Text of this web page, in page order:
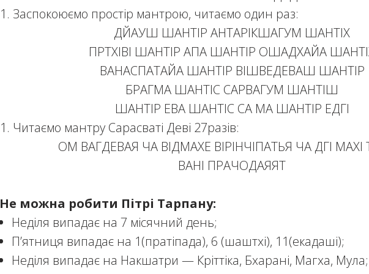
Заспокоюємо простір мантрою, читаємо один раз:
ДЙАУШ ШАНТІР АНТАРІКШАГУМ ШАНТІХ
ПРТХІВІ ШАНТІР АПА ШАНТІР ОШАДХАЙА
ВАНАСПАТАЙА ШАНТІР ВІШВЕДЕВАШ ШАНТІР
БРАГМА ШАНТІС САРВАГУМ ШАНТІШ
ШАНТІР ЕВА ШАНТІС СА МА ШАНТІР ЕДГІ
Читаємо мантру Сарасваті Деві 27разів:
ОМ ВАГДЕВАЯ ЧА ВІДМАХЕ ВІРІНЧІПАТЬЯ ЧА ДГІ
ВАНІ ПРАЧОДАЯЯТ
Не можна робити Пітрі Тарпану:
Неділя випадає на 7 місячний день;
П’ятниця випадає на 1(пратіпада), 6 (шаштхі), 11(екадаші);
Неділя випадає на Накшатри — Кріттіка, Бхарані, Магха, Мула;